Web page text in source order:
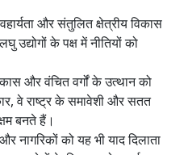
और संतुलित क्षेत्रीय विकास
उद्योगों के पक्ष में नीतियों को
और वंचित वर्गों के उत्थान को
वे राष्ट्र के समावेशी और सतत
बनते हैं।
नागरिकों को यह भी याद दिलाता